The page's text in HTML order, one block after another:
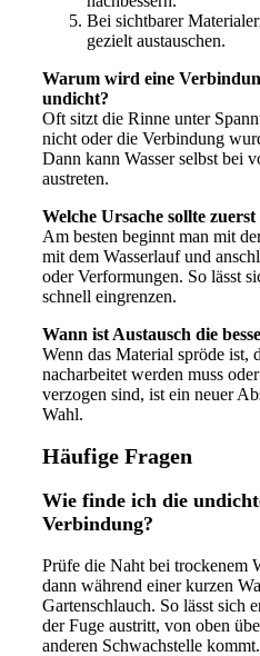
Bei sichtbarer
gezielt austauschen.
Warum wird eine
undicht?
Oft sitzt die Rinne unter
nicht oder die Verbindung
Dann kann Wasser selbst bei
austreten.
Welche Ursache sollte
Am besten beginnt man mit
mit dem Wasserlauf und
oder Verformungen. So lässt
schnell eingrenzen.
Wann ist Austausch die
Wenn das Material spröde ist,
nacharbeitet werden muss
verzogen sind, ist ein neuer
Wahl.
Häufige Fragen
Wie finde ich die
Verbindung?
Prüfe die Naht bei trockenem
dann während einer kurzen
Gartenschlauch. So lässt sich
der Fuge austritt, von oben
anderen Schwachstelle kommt.